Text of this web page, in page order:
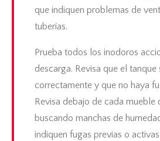
que indiquen problemas de
tuberías.
Prueba todos los inodoros
descarga. Revisa que el tanque
correctamente y que no haya
Revisa debajo de cada mueble
buscando manchas de
indiquen fugas previas o activas.